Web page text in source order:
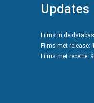
Updates
Films in de
Films met release:
Films met recette: